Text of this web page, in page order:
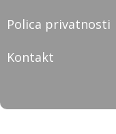
Polica privatnosti
Kontakt